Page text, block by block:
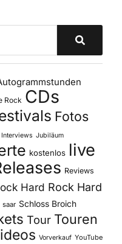
Rock CDs
Fotos
Interviews Jubiläum
kostenlos live
Reviews
Hard Rock Hard
saar Schloss Broich
Tour Touren
Vorverkauf YouTube